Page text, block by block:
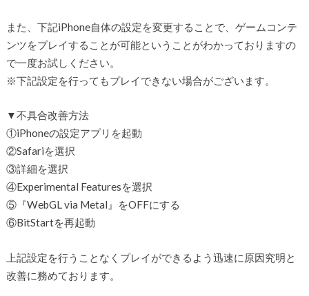
また、下記iPhone自体の設定を変更することで、ゲームコンテ
ンツをプレイすることが可能ということがわかっておりますの
で一度お試しください。
※下記設定を行ってもプレイできない場合がございます。
▼不具合改善方法
①iPhoneの設定アプリを起動
②Safariを選択
③詳細を選択
④Experimental Featuresを選択
⑤『WebGL via Metal』をOFFにする
⑥BitStartを再起動
上記設定を行うことなくプレイができるよう迅速に原因究明と
改善に務めております。